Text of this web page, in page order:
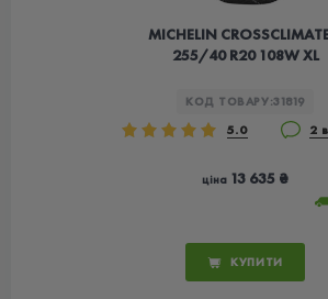
MICHELIN
255/40 R20 108W XL
КОД ТОВАРУ:31819
5.0 2
ціна 13 635 ₴
КУПИТИ